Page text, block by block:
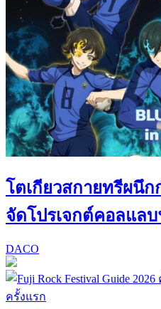
โตเกียวสกายทรีผนึก
จัดโปรเจกต์คอลแลบ
DACO